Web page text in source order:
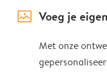
image_placeholder Voeg je
Met onze